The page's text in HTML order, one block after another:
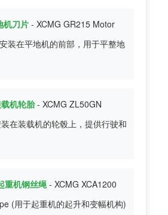
机刀片- XCMG GR215 Motor
装在平地机的前部，用于平整地
机轮胎- XCMG ZL50GN
在装载机的轮毂上，提供行驶和
重机钢丝绳- XCMG XCA1200
(用于起重机的起升和变幅机构)